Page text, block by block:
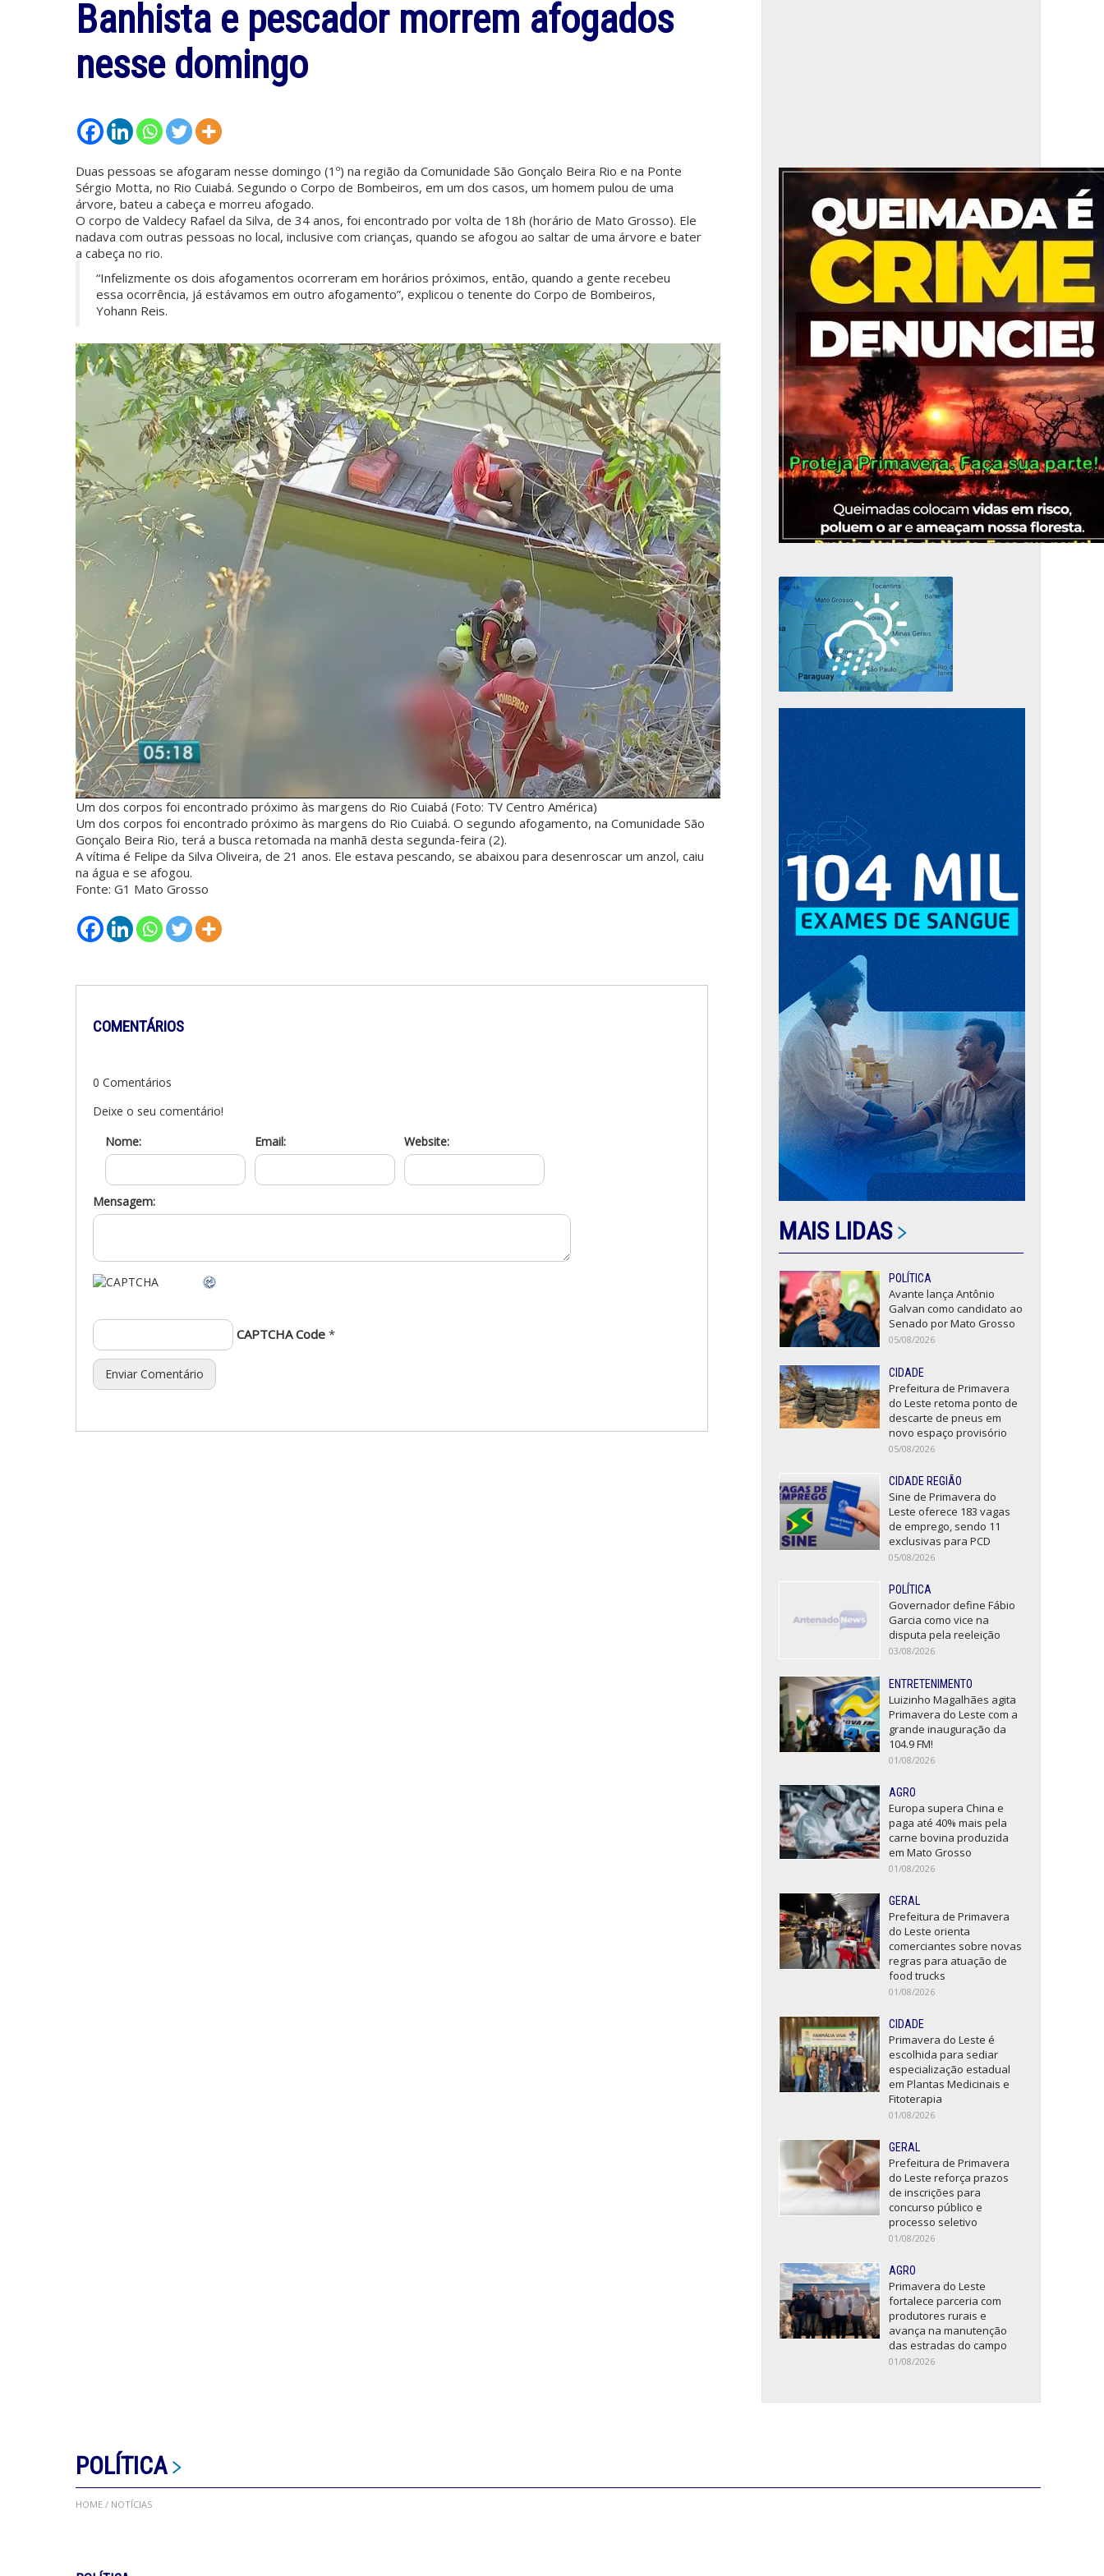
Banhista e pescador morrem afogados
nesse domingo
Duas pessoas se afogaram nesse domingo (1º) na região da Comunidade São Gonçalo Beira Rio e na Ponte
Sérgio Motta, no Rio Cuiabá. Segundo o Corpo de Bombeiros, em um dos casos, um homem pulou de uma
árvore, bateu a cabeça e morreu afogado.
O corpo de Valdecy Rafael da Silva, de 34 anos, foi encontrado por volta de 18h (horário de Mato Grosso). Ele
nadava com outras pessoas no local, inclusive com crianças, quando se afogou ao saltar de uma árvore e bater
a cabeça no rio.
“Infelizmente os dois afogamentos ocorreram em horários próximos, então, quando a gente recebeu
essa ocorrência, já estávamos em outro afogamento”, explicou o tenente do Corpo de Bombeiros,
Yohann Reis.
Um dos corpos foi encontrado próximo às margens do Rio Cuiabá (Foto: TV Centro América)
Um dos corpos foi encontrado próximo às margens do Rio Cuiabá. O segundo afogamento, na Comunidade São
Gonçalo Beira Rio, terá a busca retomada na manhã desta segunda-feira (2).
A vítima é Felipe da Silva Oliveira, de 21 anos. Ele estava pescando, se abaixou para desenroscar um anzol, caiu
na água e se afogou.
Fonte: G1 Mato Grosso
COMENTÁRIOS
0 Comentários
Deixe o seu comentário!
Nome:
Email: Website:
Mensagem:
CAPTCHA Code *
MAIS LIDAS
POLÍTICA
Avante lança Antônio
Galvan como candidato ao
Senado por Mato Grosso
05/08/2026
CIDADE
Prefeitura de Primavera
do Leste retoma ponto de
descarte de pneus em
novo espaço provisório
05/08/2026
CIDADE REGIÃO
Sine de Primavera do
Leste oferece 183 vagas
de emprego, sendo 11
exclusivas para PCD
05/08/2026
POLÍTICA
Governador define Fábio
Garcia como vice na
disputa pela reeleição
03/08/2026
ENTRETENIMENTO
Luizinho Magalhães agita
Primavera do Leste com a
grande inauguração da
104.9 FM!
01/08/2026
AGRO
Europa supera China e
paga até 40% mais pela
carne bovina produzida
em Mato Grosso
01/08/2026
GERAL
Prefeitura de Primavera
do Leste orienta
comerciantes sobre novas
regras para atuação de
food trucks
01/08/2026
CIDADE
Primavera do Leste é
escolhida para sediar
especialização estadual
em Plantas Medicinais e
Fitoterapia
01/08/2026
GERAL
Prefeitura de Primavera
do Leste reforça prazos
de inscrições para
concurso público e
processo seletivo
01/08/2026
AGRO
Primavera do Leste
fortalece parceria com
produtores rurais e
avança na manutenção
das estradas do campo
01/08/2026
POLÍTICA
HOME / NOTÍCIAS